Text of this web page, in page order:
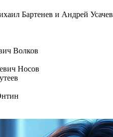
Бартенев и Андрей Усачев
Волков
Носов